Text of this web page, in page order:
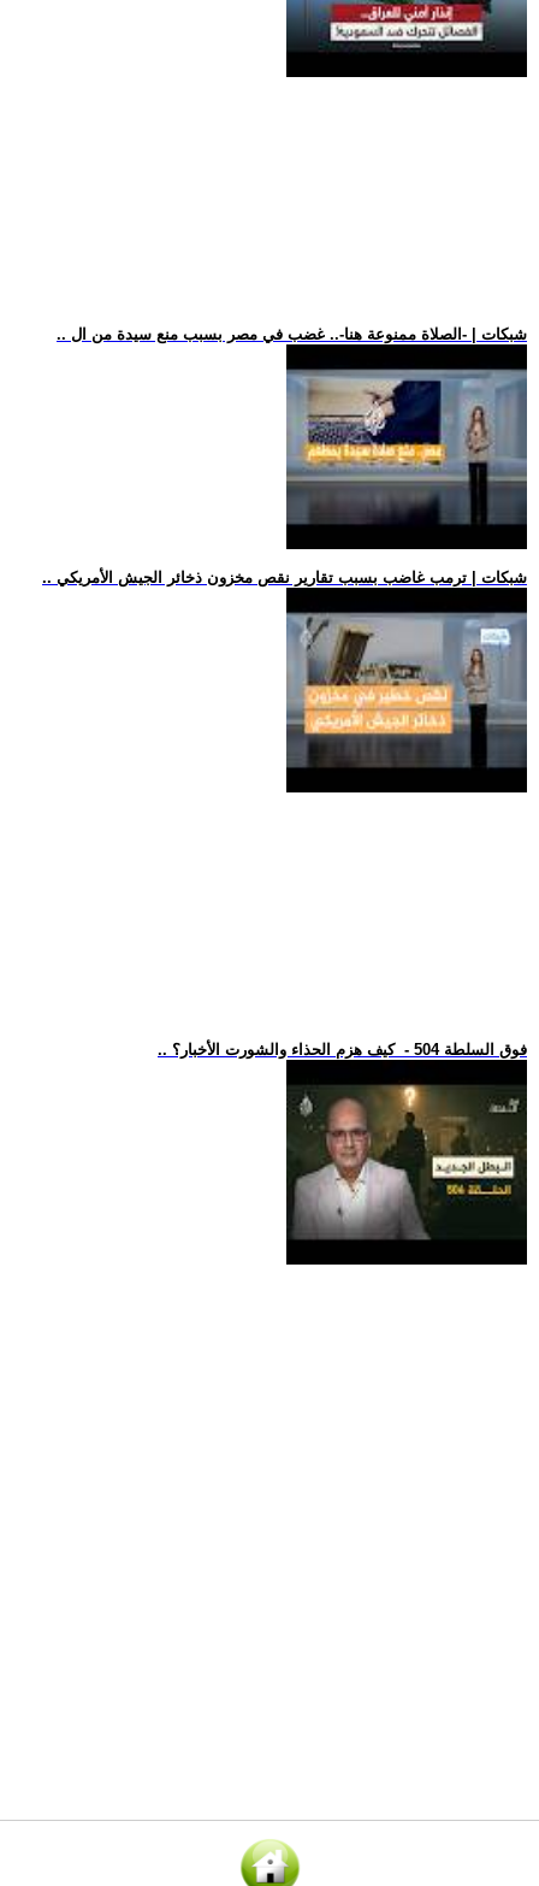
.. شبكات | -الصلاة ممنوعة هنا-.. غضب في مصر بسبب منع سيدة من ال
.. شبكات | ترمب غاضب بسبب تقارير نقص مخزون ذخائر الجيش الأمريكي
.. فوق السلطة 504 - كيف هزم الحذاء والشورت الأخبار؟